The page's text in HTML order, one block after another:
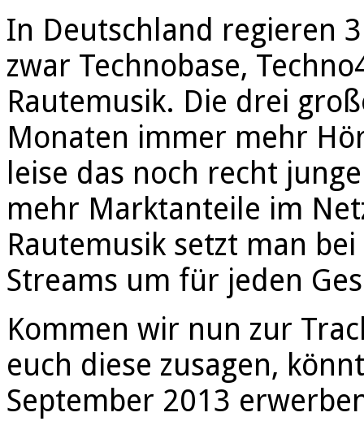
In Deutschland regieren
zwar Technobase,
Rautemusik. Die drei
Monaten immer mehr
leise das noch recht
mehr Marktanteile im
Rautemusik setzt man
Streams um für jeden
Kommen wir nun zur
euch diese zusagen,
September 2013